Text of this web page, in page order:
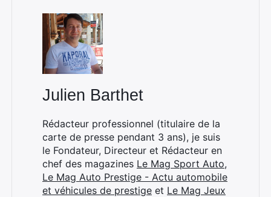
Julien Barthet
Rédacteur professionnel (titulaire de la
carte de presse pendant 3 ans), je suis
le Fondateur, Directeur et Rédacteur en
chef des magazines Le Mag Sport Auto,
Le Mag Auto Prestige - Actu automobile
et véhicules de prestige et Le Mag Jeux